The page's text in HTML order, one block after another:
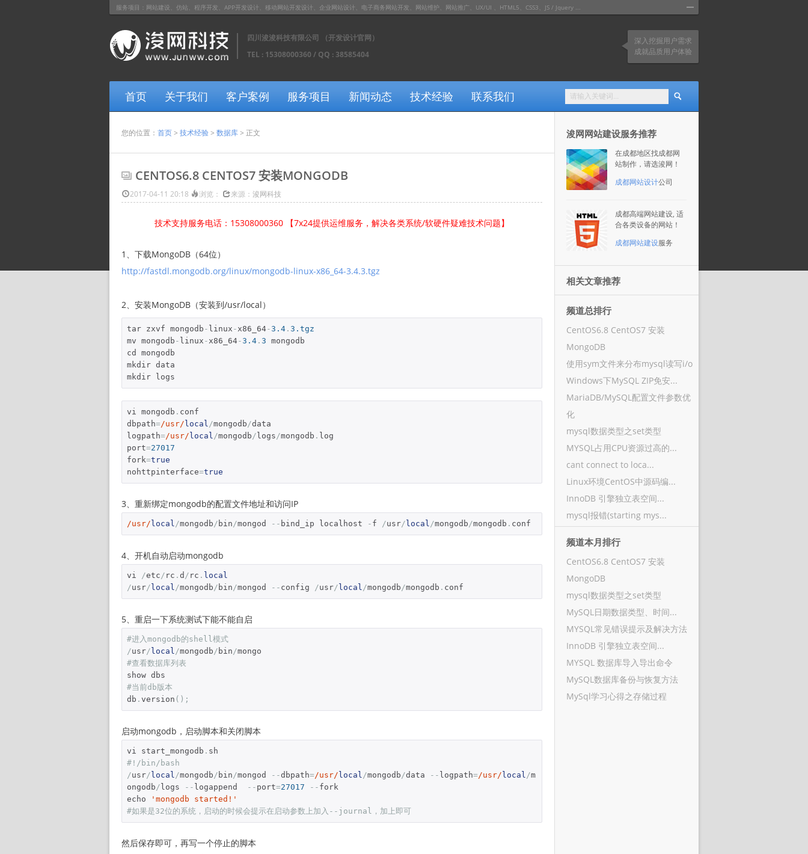
服务项目：网站建设、仿站、程序开发、APP开发设计、移动网站开发设计、企业网站设计、电子商务网站开发、网站维护、网站推广、UX/UI 、HTML5、CSS3、JS / Jquery ...
四川浚浚科技有限公司 （开发设计官网）
TEL : 15308000360 / QQ : 38585404
首页 关于我们 客户案例 服务项目 新闻动态 技术经验 联系我们
深入挖掘用户需求
成就品质用户体验
您的位置： 首页> 技术经验> 数据库> 正文
CENTOS6.8 CENTOS7 安装MONGODB
2017-04-11 20:18 浏览： 来源： 浚网科技
技术支持服务电话：15308000360 【7x24提供运维服务，解决各类系统/软硬件疑难技术问题】
1、下载MongoDB（64位）
http://fastdl.mongodb.org/linux/mongodb-linux-x86_64-3.4.3.tgz
2、安装MongoDB（安装到/usr/local）
tar zxvf mongodb - linux -x86_64-3.4 . 3.tgz
mv mongodb - linux -x86_64-3.4 . 3 mongodb
cd mongodb
mkdir data
mkdir logs
vi mongodb . conf
dbpath=/usr/ local /mongodb /data
logpath=/usr/ local /mongodb / logs /mongodb . log
port=27017
fork=true
nohttpinterface=true
3、重新绑定mongodb的配置文件地址和访问IP
/usr/ local /mongodb / bin /mongod -- bind_ip localhost - f /usr/ local /mongodb /mongodb . conf
4、开机自动启动mongodb
vi /etc / rc . d / rc . local
/usr/ local /mongodb / bin /mongod -- config /usr/ local /mongodb /mongodb . conf
5、重启一下系统测试下能不能自启
#进入mongodb的shell模式
/usr/ local /mongodb / bin /
#查看数据库列表
#当前db版本
db . version ();
启动mongodb，启动脚本和关闭脚本
vi start_mongodb .
#!/bin/bash
/usr/ local /mongodb / bin /mongod --dbpath=/usr/ local /mongodb /data -- logpath=/usr/ local /m
ongodb / logs -- logappend -- port=27017 -- fork
echo
'mongodb started!'
#如果是32位的系统，启动的时候会提示在启动参数上加入--journal，加上即可
然后保存即可，再写一个停止的脚本
浚网网站建设服务推荐
在成都地区找成都网
站制作，请选浚网！
成都网站设计公司
成都高端网站建设, 适
合各类设备的网站！
成都网站建设服务
相关文章推荐
频道总排行
CentOS6.8 CentOS7 安装
MongoDB
使用sym文件来分布mysql读写i/o
Windows下MySQL ZIP免安...
MariaDB/MySQL配置文件参数优
化
mysql数据类型之set类型
MYSQL占用CPU资源过高的...
cant connect to loca...
Linux环境CentOS中源码编...
InnoDB 引擎独立表空间...
mysql报错(starting mys...
频道本月排行
CentOS6.8 CentOS7 安装
MongoDB
mysql数据类型之set类型
MySQL日期数据类型、时间...
MYSQL常见错误提示及解决方法
InnoDB 引擎独立表空间...
MYSQL 数据库导入导出命令
MySQL数据库备份与恢复方法
MySql学习心得之存储过程